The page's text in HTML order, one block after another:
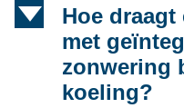
d
Hoe draagt
met
zonwering
koeling?